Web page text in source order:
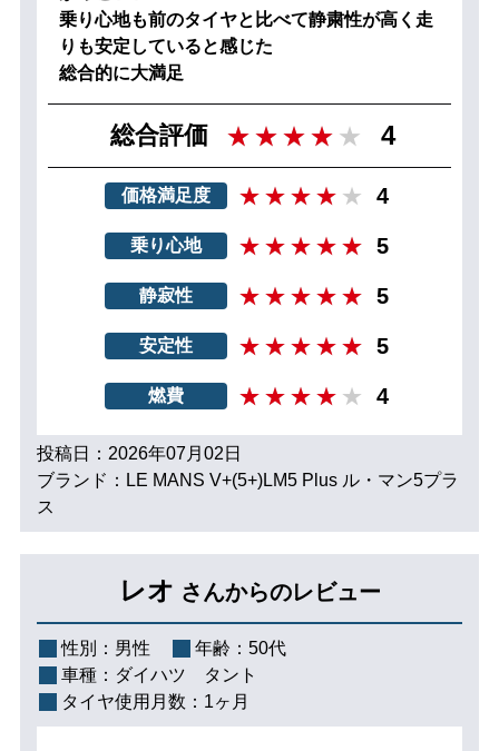
乗り心地も前のタイヤと比べて静粛性が高く走
りも安定していると感じた
総合的に大満足
総合評価 4
価格満足度 4
乗り心地 5
静寂性 5
安定性 5
燃費 4
投稿日：2026年07月02日
ブランド：LE MANS V+(5+)LM5 Plus ル・マン5プラ
ス
レオ さんからのレビュー
性別： 男性 年齢： 50代
車種： ダイハツ タント
タイヤ使用月数： 1ヶ月